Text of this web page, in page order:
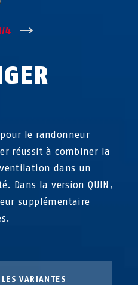
/4
le randonneur
réussit à combiner la
dans un
Dans la version QUIN,
supplémentaire
VARIANTES